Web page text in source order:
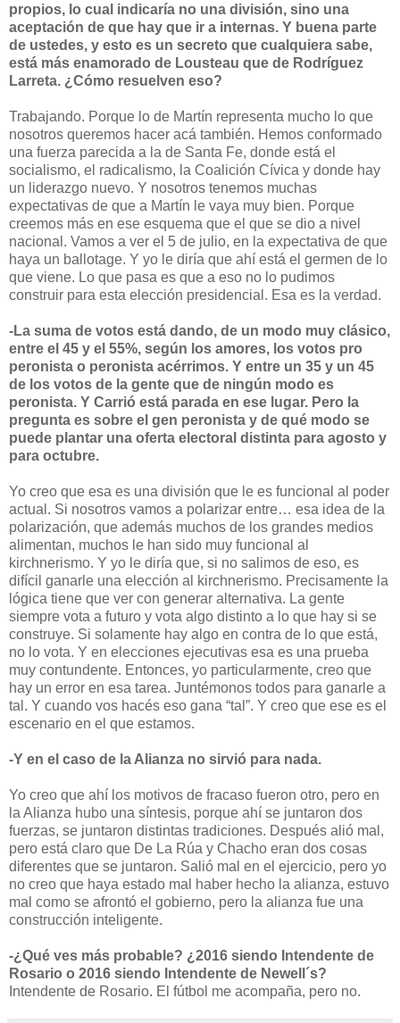
propios, lo cual indicaría no una división, sino una
aceptación de que hay que ir a internas. Y buena parte
de ustedes, y esto es un secreto que cualquiera sabe,
está más enamorado de Lousteau que de Rodríguez
Larreta. ¿Cómo resuelven eso?
Trabajando. Porque lo de Martín representa mucho lo que
nosotros queremos hacer acá también. Hemos conformado
una fuerza parecida a la de Santa Fe, donde está el
socialismo, el radicalismo, la Coalición Cívica y donde hay
un liderazgo nuevo. Y nosotros tenemos muchas
expectativas de que a Martín le vaya muy bien. Porque
creemos más en ese esquema que el que se dio a nivel
nacional. Vamos a ver el 5 de julio, en la expectativa de que
haya un ballotage. Y yo le diría que ahí está el germen de lo
que viene. Lo que pasa es que a eso no lo pudimos
construir para esta elección presidencial. Esa es la verdad.
-La suma de votos está dando, de un modo muy clásico,
entre el 45 y el 55%, según los amores, los votos pro
peronista o peronista acérrimos. Y entre un 35 y un 45
de los votos de la gente que de ningún modo es
peronista. Y Carrió está parada en ese lugar. Pero la
pregunta es sobre el gen peronista y de qué modo se
puede plantar una oferta electoral distinta para agosto y
para octubre.
Yo creo que esa es una división que le es funcional al poder
actual. Si nosotros vamos a polarizar entre… esa idea de la
polarización, que además muchos de los grandes medios
alimentan, muchos le han sido muy funcional al
kirchnerismo. Y yo le diría que, si no salimos de eso, es
difícil ganarle una elección al kirchnerismo. Precisamente la
lógica tiene que ver con generar alternativa. La gente
siempre vota a futuro y vota algo distinto a lo que hay si se
construye. Si solamente hay algo en contra de lo que está,
no lo vota. Y en elecciones ejecutivas esa es una prueba
muy contundente. Entonces, yo particularmente, creo que
hay un error en esa tarea. Juntémonos todos para ganarle a
tal. Y cuando vos hacés eso gana “tal”. Y creo que ese es el
escenario en el que estamos.
-Y en el caso de la Alianza no sirvió para nada.
Yo creo que ahí los motivos de fracaso fueron otro, pero en
la Alianza hubo una síntesis, porque ahí se juntaron dos
fuerzas, se juntaron distintas tradiciones. Después alió mal,
pero está claro que De La Rúa y Chacho eran dos cosas
diferentes que se juntaron. Salió mal en el ejercicio, pero yo
no creo que haya estado mal haber hecho la alianza, estuvo
mal como se afrontó el gobierno, pero la alianza fue una
construcción inteligente.
-¿Qué ves más probable? ¿2016 siendo Intendente de
Rosario o 2016 siendo Intendente de Newell´s?
Intendente de Rosario. El fútbol me acompaña, pero no.